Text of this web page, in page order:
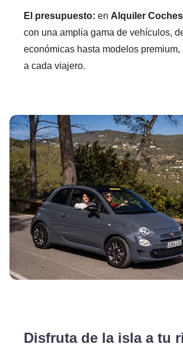
El presupuesto: en Alquiler
con una amplia gama de vehículos,
económicas hasta modelos
a cada viajero.
Disfruta de la isla a tu